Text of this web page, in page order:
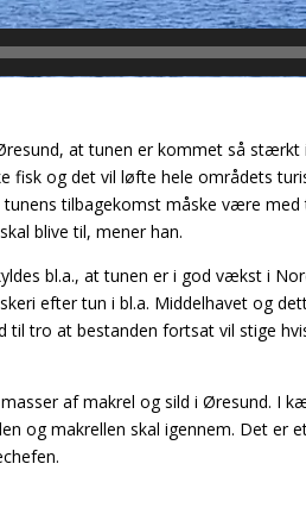
at tunen er kommet så stærkt
fisk og det vil løfte hele områdets
tilbagekomst måske være med
blive til, mener han.
bl.a., at tunen er i god vækst i
efter tun i bl.a. Middelhavet og
tro at bestanden fortsat vil stige
af makrel og sild i Øresund. I
og makrellen skal igennem. Det er